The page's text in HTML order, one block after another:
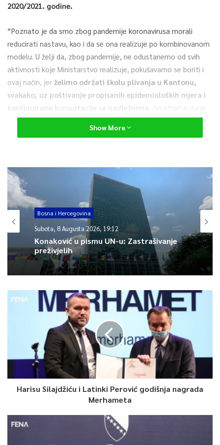
2020/2021. godine.
“Poznato je da smo zbog pandemije koronavirusa morali
reducirati nastavu, kao i da se ona realizuje po kombinovanom
modelu. U želji da, zbog pandemije, ne odustanemo od svih
aktivnosti koje Ministarstvo realizuje, pokušavamo se boriti i
ovaj način, jer želimo održati školu plivanja u Kantonu,
svakako, uz poštivanje propisanih epidemioloških mjera i
kontinuirane konsultacije sa nadležnima. Smatramo da je
škola plivanja vrlo korisna za naše osnovce i nadamo se boljoj
epidemiološkoj situaciji”, naveo je ministar Krivić.
Otoka“ provode pojačane mjere dezinfekcije uz provođenje i
poštivanje svih ostalih higijensko-epidemioloških mjera i
naredbi kriznih štabova.
Za realizaciju škole plivanja u ovoj školskoj godini Ministarstvo
će uplatiti 70.000 KM na račun ovog preduzeća.
0
Article Rating
Show More
Bosna i Hercegovina
Subota, 8 Augusta 2026, 19:12
Konaković u pismu UN-u: Zastrašivanje
preživjelih
Harisu Silajdžiću i Latinki Perović godišnja nagrada
Merhameta